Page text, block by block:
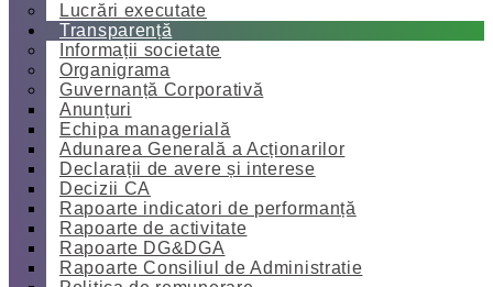
Lucrări executate
Transparență
Informații societate
Organigrama
Guvernanță Corporativă
Anunțuri
Echipa managerială
Adunarea Generală a Acționarilor
Declarații de avere și interese
Decizii CA
Rapoarte indicatori de performanță
Rapoarte de activitate
Rapoarte DG&DGA
Rapoarte Consiliul de Administratie